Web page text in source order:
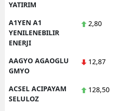
YATIRIM
A1YEN A1
YENILENEBILIR
ENERJI
2,80
AAGYO AGAOGLU
GMYO
12,87
ACSEL ACIPAYAM
SELULOZ
128,50